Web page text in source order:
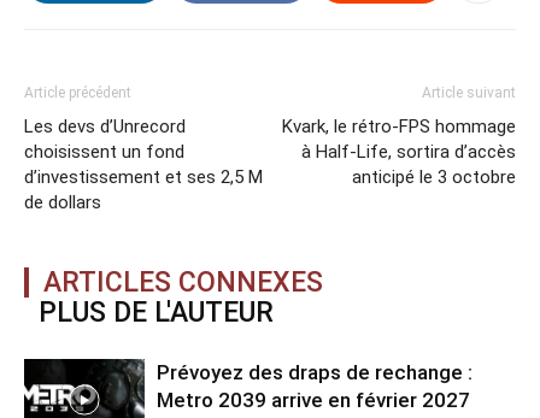
Article précédent
Les devs d’Unrecord
choisissent un fond
d’investissement et ses 2,5 M
de dollars
Article suivant
Kvark, le rétro-FPS hommage
à Half-Life, sortira d’accès
anticipé le 3 octobre
ARTICLES CONNEXES
PLUS DE L'AUTEUR
Prévoyez des draps de rechange :
Metro 2039 arrive en février 2027